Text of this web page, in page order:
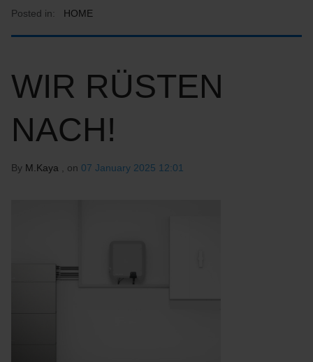
Posted in: HOME
WIR RÜSTEN
NACH!
By M.Kaya , on 07 January 2025 12:01